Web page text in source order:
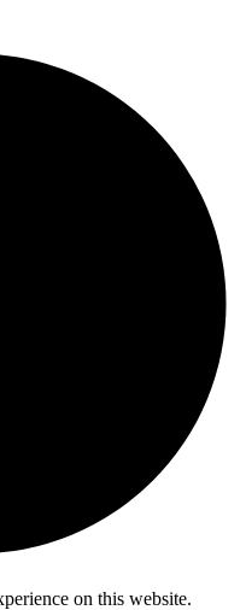
on this website.